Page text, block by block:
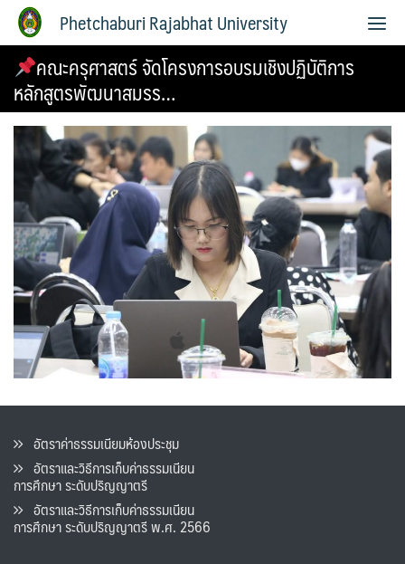
Phetchaburi Rajabhat University
คณะครุศาสตร์ จัดโครงการอบรมเชิงปฏิบัติการ
หลักสูตรพัฒนาสมรร…
อัตราค่าธรรมเนียมห้องประชุม
อัตราและวิธีการเก็บค่าธรรมเนียน
การศึกษา ระดับปริญญาตรี
อัตราและวิธีการเก็บค่าธรรมเนียน
การศึกษา ระดับปริญญาตรี พ.ศ. 2566